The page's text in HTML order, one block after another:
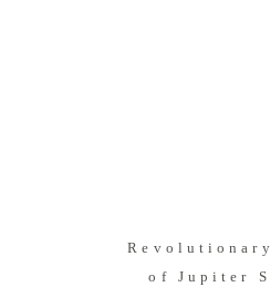
of Jupiter